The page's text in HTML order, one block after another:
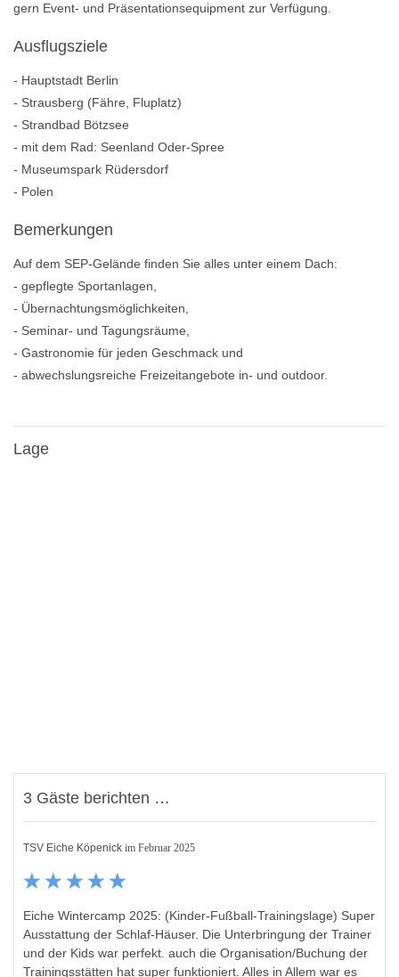
gern Event- und Präsentationsequipment zur Verfügung.
Ausflugsziele
- Hauptstadt Berlin
- Strausberg (Fähre, Fluplatz)
- Strandbad Bötzsee
- mit dem Rad: Seenland Oder-Spree
- Museumspark Rüdersdorf
- Polen
Bemerkungen
Auf dem SEP-Gelände finden Sie alles unter einem Dach:
- gepflegte Sportanlagen,
- Übernachtungsmöglichkeiten,
- Seminar- und Tagungsräume,
- Gastronomie für jeden Geschmack und
- abwechslungsreiche Freizeitangebote in- und outdoor.
Lage
3 Gäste berichten …
TSV Eiche Köpenick im Februar 2025
Eiche Wintercamp 2025: (Kinder-Fußball-Trainingslage) Super
Ausstattung der Schlaf-Häuser. Die Unterbringung der Trainer
und der Kids war perfekt. auch die Organisation/Buchung der
Trainingsstätten hat super funktioniert. Alles in Allem war es